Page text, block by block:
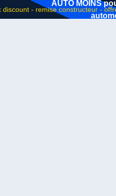
AUTO MOINS